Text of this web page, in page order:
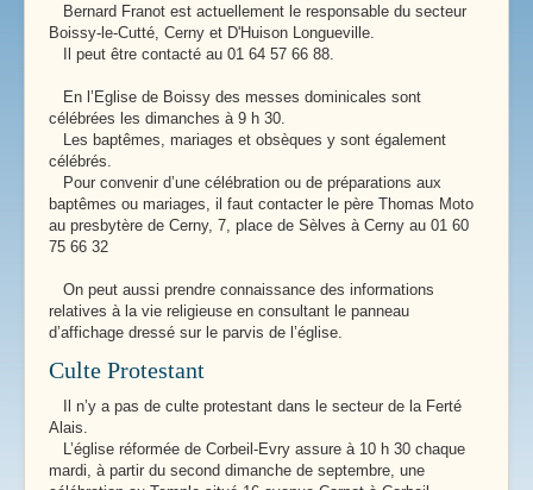
Bernard Franot est actuellement le responsable du secteur
Boissy-le-Cutté, Cerny et D'Huison Longueville.
Il peut être contacté au 01 64 57 66 88.
En l’Eglise de Boissy des messes dominicales sont
célébrées les dimanches à 9 h 30.
Les baptêmes, mariages et obsèques y sont également
célébrés.
Pour convenir d’une célébration ou de préparations aux
baptêmes ou mariages, il faut contacter le père Thomas Moto
au presbytère de Cerny, 7, place de Sèlves à Cerny au 01 60
75 66 32
On peut aussi prendre connaissance des informations
relatives à la vie religieuse en consultant le panneau
d’affichage dressé sur le parvis de l’église.
Culte Protestant
Il n’y a pas de culte protestant dans le secteur de la Ferté
Alais.
L’église réformée de Corbeil-Evry assure à 10 h 30 chaque
mardi, à partir du second dimanche de septembre, une